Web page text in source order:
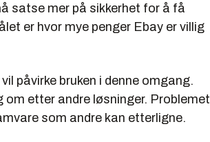
satse mer på sikkerhet for å få
er hvor mye penger Ebay er villig
påvirke bruken i denne omgang.
om etter andre løsninger. Problemet
som andre kan etterligne.